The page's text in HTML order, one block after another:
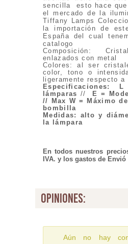
sencilla esto hace
el mercado de la
Tiffany Lamps
la importación de
España del cual
catalogo
Composición:
enlazados con metal
Colores: al ser
color, tono o
ligeramente respecto
Especificaciones:
L
lámparas//
E =
// Max W = Máximo
bombilla
Medidas: alto y
la lámpara
En todos nuestros
IVA. y los gastos de
opiniones:
Aún no hay